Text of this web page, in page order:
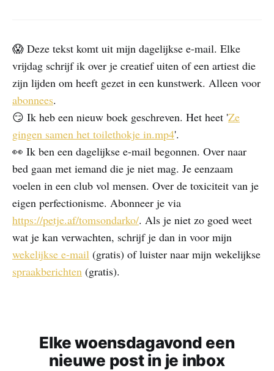
😱 Deze tekst komt uit mijn dagelijkse e-mail. Elke
vrijdag schrijf ik over je creatief uiten of een artiest die
zijn lijden om heeft gezet in een kunstwerk. Alleen voor
abonnees.
😏 Ik heb een nieuw boek geschreven. Het heet 'Ze
gingen samen het toilethokje in.mp4'.
👀 Ik ben een dagelijkse e-mail begonnen. Over naar
bed gaan met iemand die je niet mag. Je eenzaam
voelen in een club vol mensen. Over de toxiciteit van je
eigen perfectionisme. Abonneer je via
https://petje.af/tomsondarko/. Als je niet zo goed weet
wat je kan verwachten, schrijf je dan in voor mijn
wekelijkse e-mail (gratis) of luister naar mijn wekelijkse
spraakberichten (gratis).
Elke woensdagavond een
nieuwe post in je inbox